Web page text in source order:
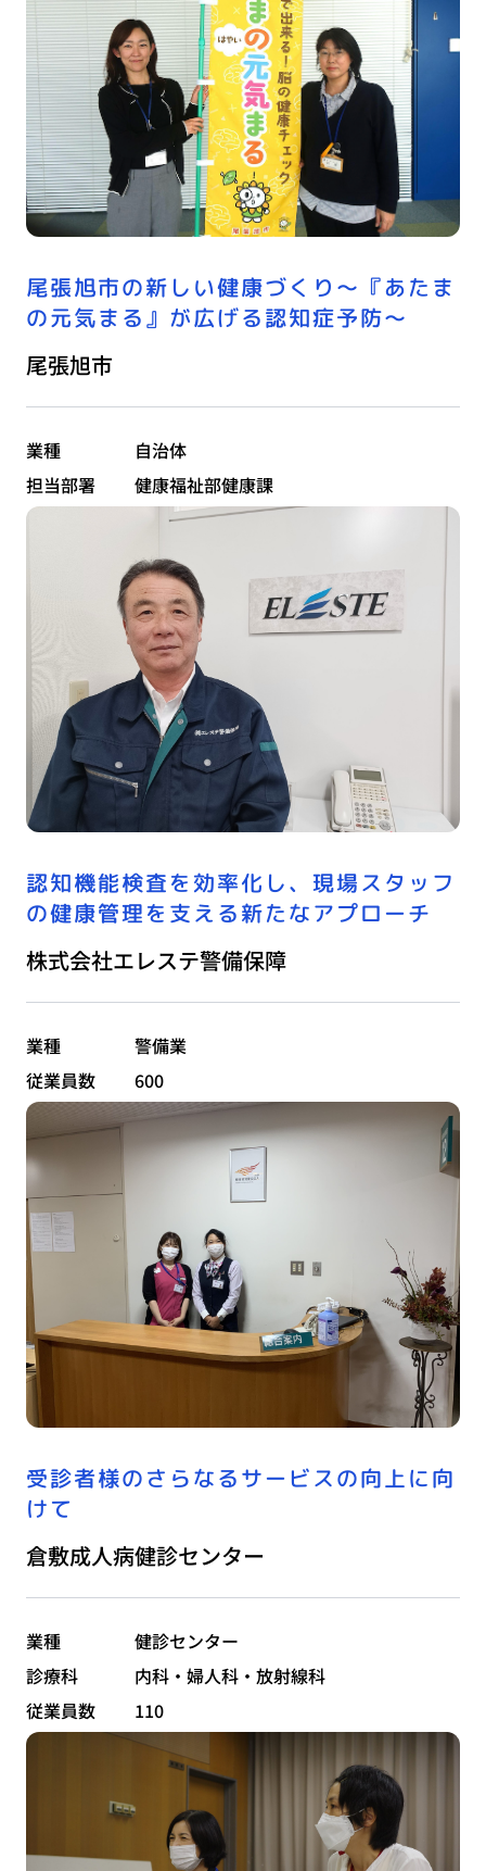
尾張旭市の新しい健康づくり〜『あたま
の元気まる』が広げる認知症予防〜
尾張旭市
業種
自治体
担当部署
健康福祉部健康課
認知機能検査を効率化し、現場スタッフ
の健康管理を支える新たなアプローチ
株式会社エレステ警備保障
業種
警備業
従業員数
600
受診者様のさらなるサービスの向上に向
けて
倉敷成人病健診センター
業種
健診センター
診療科
内科・婦人科・放射線科
従業員数
110